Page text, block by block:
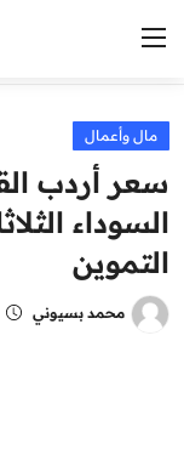
الرئيسية
اخبار مصر
العالم
الرياضة
مال وأعمال
سعر أردب
التموين
محمد بسيوني